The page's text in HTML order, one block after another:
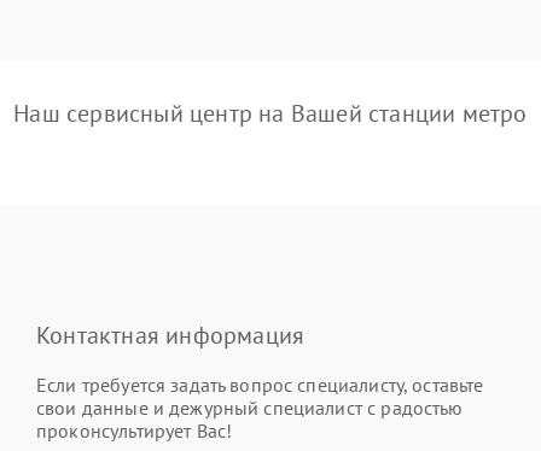
Наш сервисный центр на Вашей станции метро
Контактная информация
Если требуется задать вопрос специалисту, оставьте
свои данные и дежурный специалист с радостью
проконсультирует Вас!